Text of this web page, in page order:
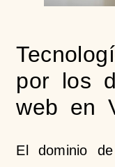
por los
web en
El dominio